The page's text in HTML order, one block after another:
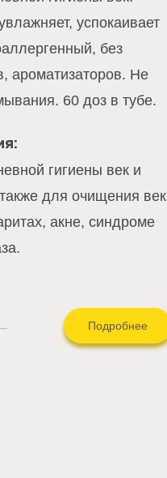
успокаивает
без
ароматизаторов. Не
60 доз в тубе.
гигиены век и
для очищения век
акне, синдроме
Подробнее